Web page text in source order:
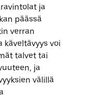
ja
päässä
verran
voi
talvet tai
ja
välillä